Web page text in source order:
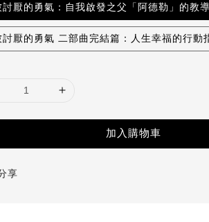
討厭的勇氣：自我啟發之父「阿德勒」的教導
討厭的勇氣 二部曲完結篇：人生幸福的行動
加入購物車
享